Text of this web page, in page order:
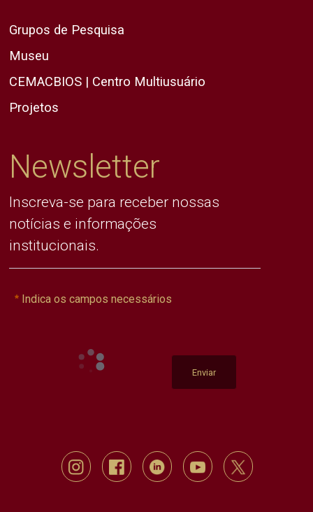
Grupos de Pesquisa
Museu
CEMACBIOS | Centro Multiusuário
Projetos
Newsletter
Inscreva-se para receber nossas
notícias e informações
institucionais.
Indica os campos necessários
Enviar